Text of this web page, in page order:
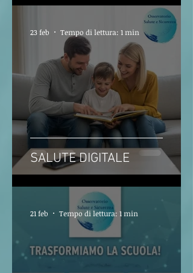
SALUTE DIGITALE
23 feb Tempo di lettura: 1 min
21 feb Tempo di lettura: 1 min